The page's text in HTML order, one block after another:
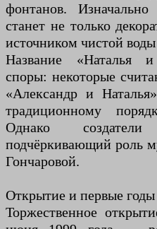
фонтанов.
станет не только
источником чистой
Название «Наталья
споры: некоторые
«Александр и
традиционному
Однако
подчёркивающий роль
Гончаровой.
Открытие и первые годы
Торжественное